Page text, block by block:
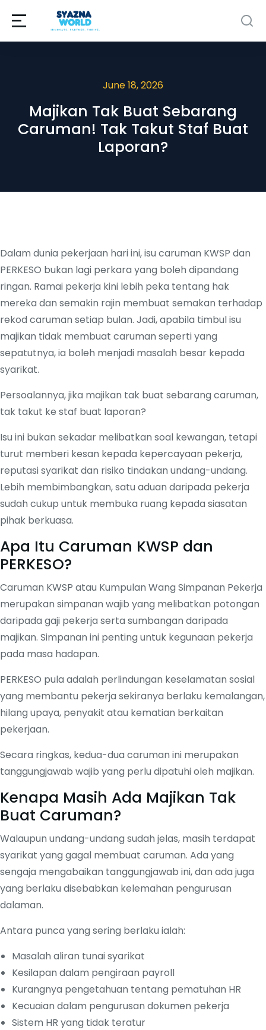
June 18, 2026
Majikan Tak Buat Sebarang
Caruman! Tak Takut Staf Buat
Laporan?
Dalam dunia pekerjaan hari ini, isu caruman KWSP dan
PERKESO bukan lagi perkara yang boleh dipandang
ringan. Ramai pekerja kini lebih peka tentang hak
mereka dan semakin rajin membuat semakan terhadap
rekod caruman setiap bulan. Jadi, apabila timbul isu
majikan tidak membuat caruman seperti yang
sepatutnya, ia boleh menjadi masalah besar kepada
syarikat.
Persoalannya, jika majikan tak buat sebarang caruman,
tak takut ke staf buat laporan?
Isu ini bukan sekadar melibatkan soal kewangan, tetapi
turut memberi kesan kepada kepercayaan pekerja,
reputasi syarikat dan risiko tindakan undang-undang.
Lebih membimbangkan, satu aduan daripada pekerja
sudah cukup untuk membuka ruang kepada siasatan
pihak berkuasa.
Apa Itu Caruman KWSP dan
PERKESO?
Caruman KWSP atau Kumpulan Wang Simpanan Pekerja
merupakan simpanan wajib yang melibatkan potongan
daripada gaji pekerja serta sumbangan daripada
majikan. Simpanan ini penting untuk kegunaan pekerja
pada masa hadapan.
PERKESO pula adalah perlindungan keselamatan sosial
yang membantu pekerja sekiranya berlaku kemalangan,
hilang upaya, penyakit atau kematian berkaitan
pekerjaan.
Secara ringkas, kedua-dua caruman ini merupakan
tanggungjawab wajib yang perlu dipatuhi oleh majikan.
Kenapa Masih Ada Majikan Tak
Buat Caruman?
Walaupun undang-undang sudah jelas, masih terdapat
syarikat yang gagal membuat caruman. Ada yang
sengaja mengabaikan tanggungjawab ini, dan ada juga
yang berlaku disebabkan kelemahan pengurusan
dalaman.
Antara punca yang sering berlaku ialah:
Masalah aliran tunai syarikat
Kesilapan dalam pengiraan payroll
Kurangnya pengetahuan tentang pematuhan HR
Kecuaian dalam pengurusan dokumen pekerja
Sistem HR yang tidak teratur